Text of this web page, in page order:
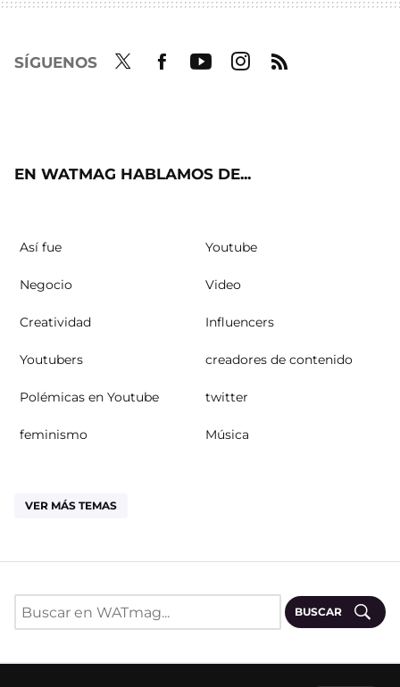
SÍGUENOS
EN WATMAG HABLAMOS DE...
Así fue Youtube
Negocio Video
Creatividad Influencers
Youtubers creadores de contenido
Polémicas en Youtube twitter
feminismo Música
VER MÁS TEMAS
BUSCAR